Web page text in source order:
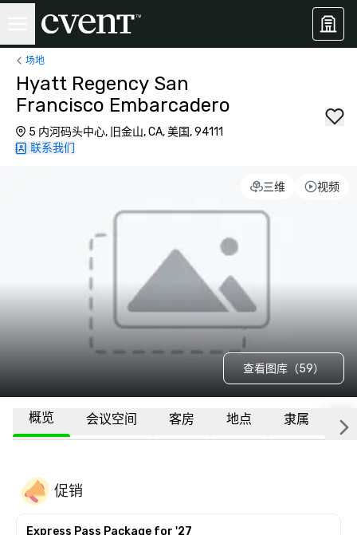
场地
Hyatt Regency San
Francisco Embarcadero
5 内河码头中心, 旧金山, CA, 美国, 94111
联系我们
三维 视频
查看图库（59）
概览 会议空间 客房 地点 隶属 更
促销
Express Pass Package for '27